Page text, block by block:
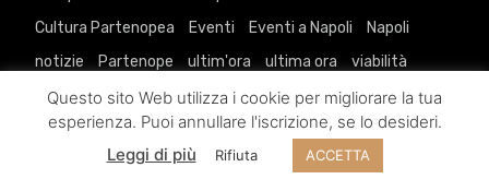
Cultura Partenopea
Eventi Eventi a Napoli
Napoli
notizie
Partenope ultim'ora ultima ora viabilità
Questo sito Web utilizza i cookie per migliorare la tua
esperienza. Puoi annullare l'iscrizione, se lo desideri.
Leggi di più
Rifiuta ACCETTA